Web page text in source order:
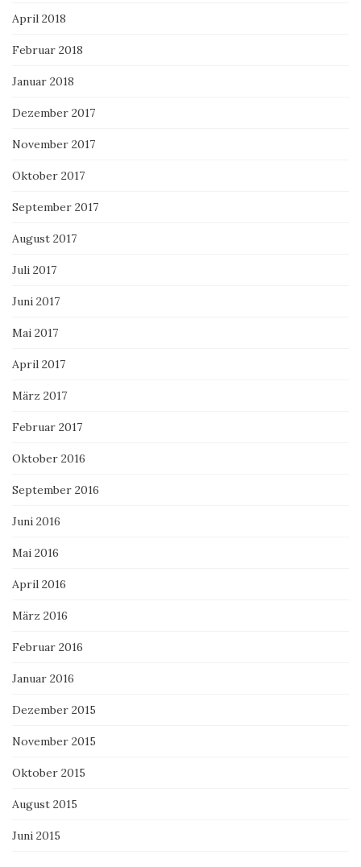
April 2018
Februar 2018
Januar 2018
Dezember 2017
November 2017
Oktober 2017
September 2017
August 2017
Juli 2017
Juni 2017
Mai 2017
April 2017
März 2017
Februar 2017
Oktober 2016
September 2016
Juni 2016
Mai 2016
April 2016
März 2016
Februar 2016
Januar 2016
Dezember 2015
November 2015
Oktober 2015
August 2015
Juni 2015